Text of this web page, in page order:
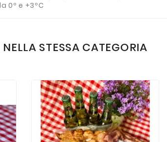
0º e +3ºC
STESSA CATEGORIA